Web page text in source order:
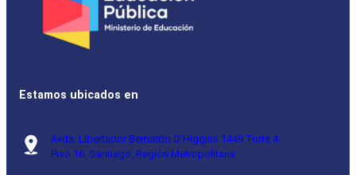
Estamos ubicados en
Avda. Libertador Bernardo O’Higgins 1449 Torre 4
Piso 16, Santiago, Región Metropolitana.